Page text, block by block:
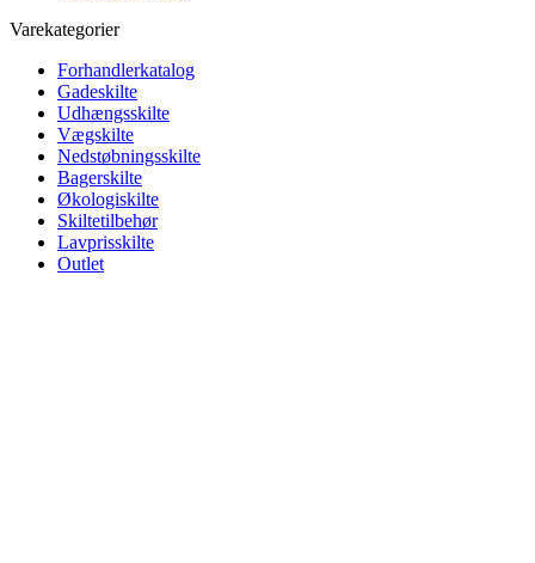
Varekategorier
Forhandlerkatalog
Gadeskilte
Udhængsskilte
Vægskilte
Nedstøbningsskilte
Bagerskilte
Økologiskilte
Skiltetilbehør
Lavprisskilte
Outlet